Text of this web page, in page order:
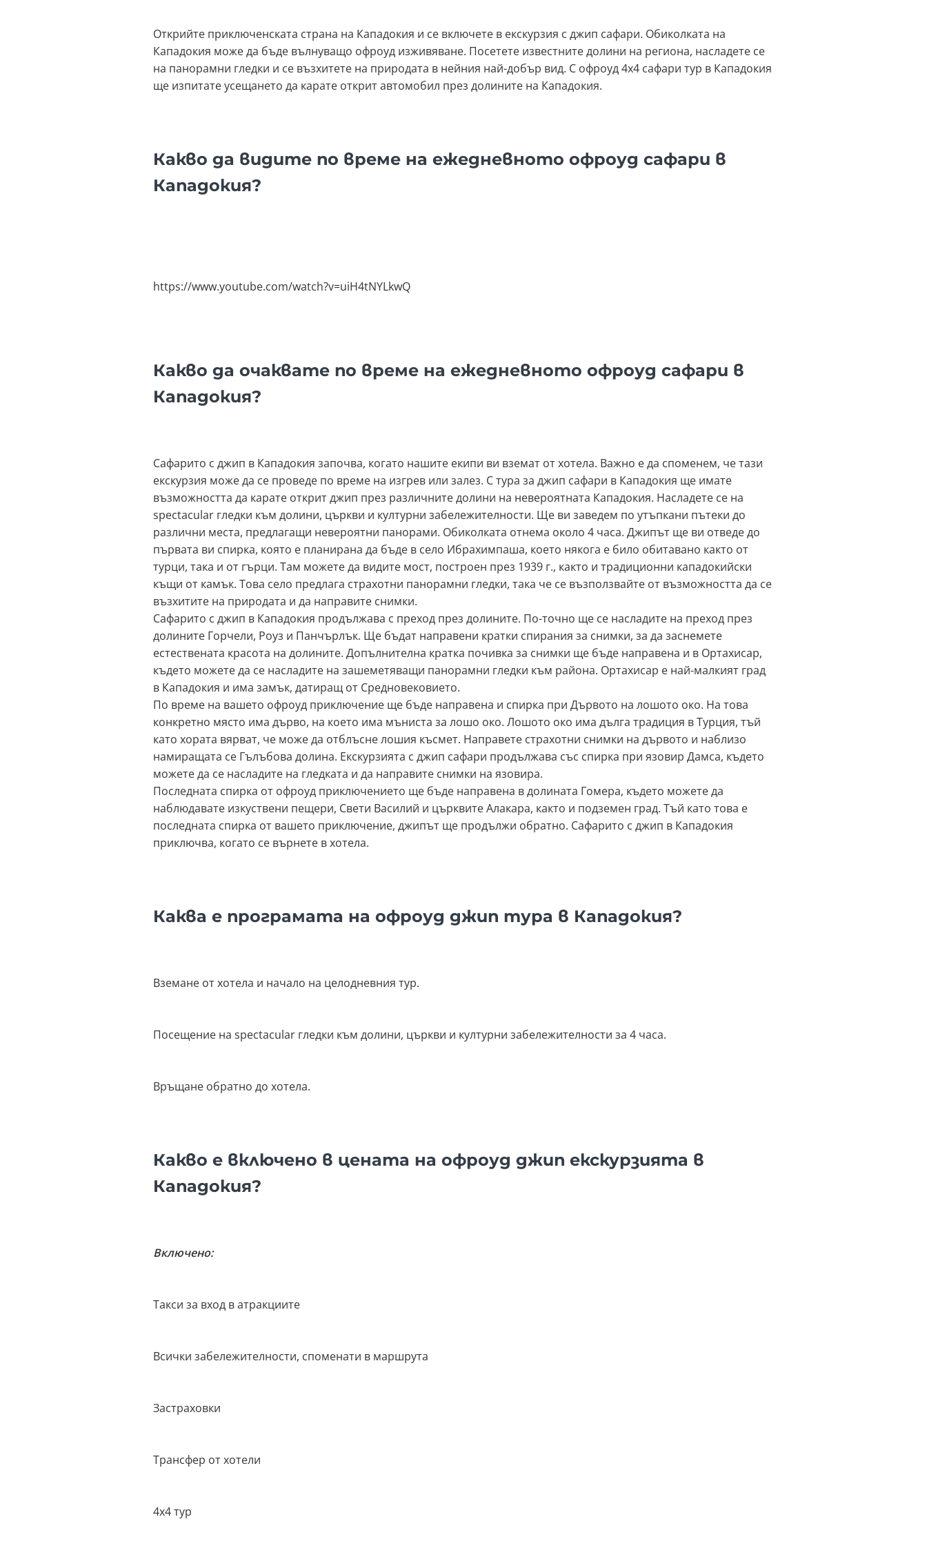
Открийте приключенската страна на Кападокия и се включете в екскурзия с джип сафари. Обиколката на
Кападокия може да бъде вълнуващо офроуд изживяване. Посетете известните долини на региона, насладете се
на панорамни гледки и се възхитете на природата в нейния най-добър вид. С офроуд 4x4 сафари тур в Кападокия
ще изпитате усещането да карате открит автомобил през долините на Кападокия.
Какво да видите по време на ежедневното офроуд сафари в
Кападокия?
https://www.youtube.com/watch?v=uiH4tNYLkwQ
Какво да очаквате по време на ежедневното офроуд сафари в
Кападокия?
Сафарито с джип в Кападокия започва, когато нашите екипи ви вземат от хотела. Важно е да споменем, че тази
екскурзия може да се проведе по време на изгрев или залез. С тура за джип сафари в Кападокия ще имате
възможността да карате открит джип през различните долини на невероятната Кападокия. Насладете се на
spectacular гледки към долини, църкви и културни забележителности. Ще ви заведем по утъпкани пътеки до
различни места, предлагащи невероятни панорами. Обиколката отнема около 4 часа. Джипът ще ви отведе до
първата ви спирка, която е планирана да бъде в село Ибрахимпаша, което някога е било обитавано както от
турци, така и от гърци. Там можете да видите мост, построен през 1939 г., както и традиционни кападокийски
къщи от камък. Това село предлага страхотни панорамни гледки, така че се възползвайте от възможността да се
възхитите на природата и да направите снимки.
Сафарито с джип в Кападокия продължава с преход през долините. По-точно ще се насладите на преход през
долините Горчели, Роуз и Панчърлък. Ще бъдат направени кратки спирания за снимки, за да заснемете
естествената красота на долините. Допълнителна кратка почивка за снимки ще бъде направена и в Ортахисар,
където можете да се насладите на зашеметяващи панорамни гледки към района. Ортахисар е най-малкият град
в Кападокия и има замък, датиращ от Средновековието.
По време на вашето офроуд приключение ще бъде направена и спирка при Дървото на лошото око. На това
конкретно място има дърво, на което има мъниста за лошо око. Лошото око има дълга традиция в Турция, тъй
като хората вярват, че може да отблъсне лошия късмет. Направете страхотни снимки на дървото и наблизо
намиращата се Гълъбова долина. Екскурзията с джип сафари продължава със спирка при язовир Дамса, където
можете да се насладите на гледката и да направите снимки на язовира.
Последната спирка от офроуд приключението ще бъде направена в долината Гомера, където можете да
наблюдавате изкуствени пещери, Свети Василий и църквите Алакара, както и подземен град. Тъй като това е
последната спирка от вашето приключение, джипът ще продължи обратно. Сафарито с джип в Кападокия
приключва, когато се върнете в хотела.
Каква е програмата на офроуд джип тура в Кападокия?
Вземане от хотела и начало на целодневния тур.
Посещение на spectacular гледки към долини, църкви и културни забележителности за 4 часа.
Връщане обратно до хотела.
Какво е включено в цената на офроуд джип екскурзията в
Кападокия?
Включено:
Такси за вход в атракциите
Всички забележителности, споменати в маршрута
Застраховки
Трансфер от хотели
4x4 тур